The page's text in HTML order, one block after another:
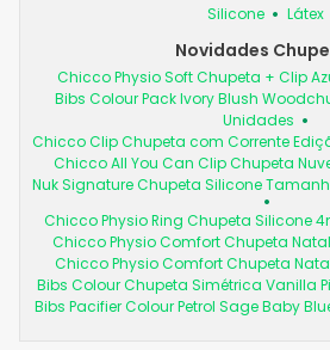
Silicone Látex
Novidades
Chicco Physio Soft Chupeta + Clip
Bibs Colour Pack Ivory Blush
Unidades
Chicco Clip Chupeta com Corrente
Chicco All You Can Clip Chupeta
Nuk Signature Chupeta Silicone
Chicco Physio Ring Chupeta Silicone
Chicco Physio Comfort Chupeta
Chicco Physio Comfort Chupeta
Bibs Colour Chupeta Simétrica Vanilla
Bibs Pacifier Colour Petrol Sage Baby